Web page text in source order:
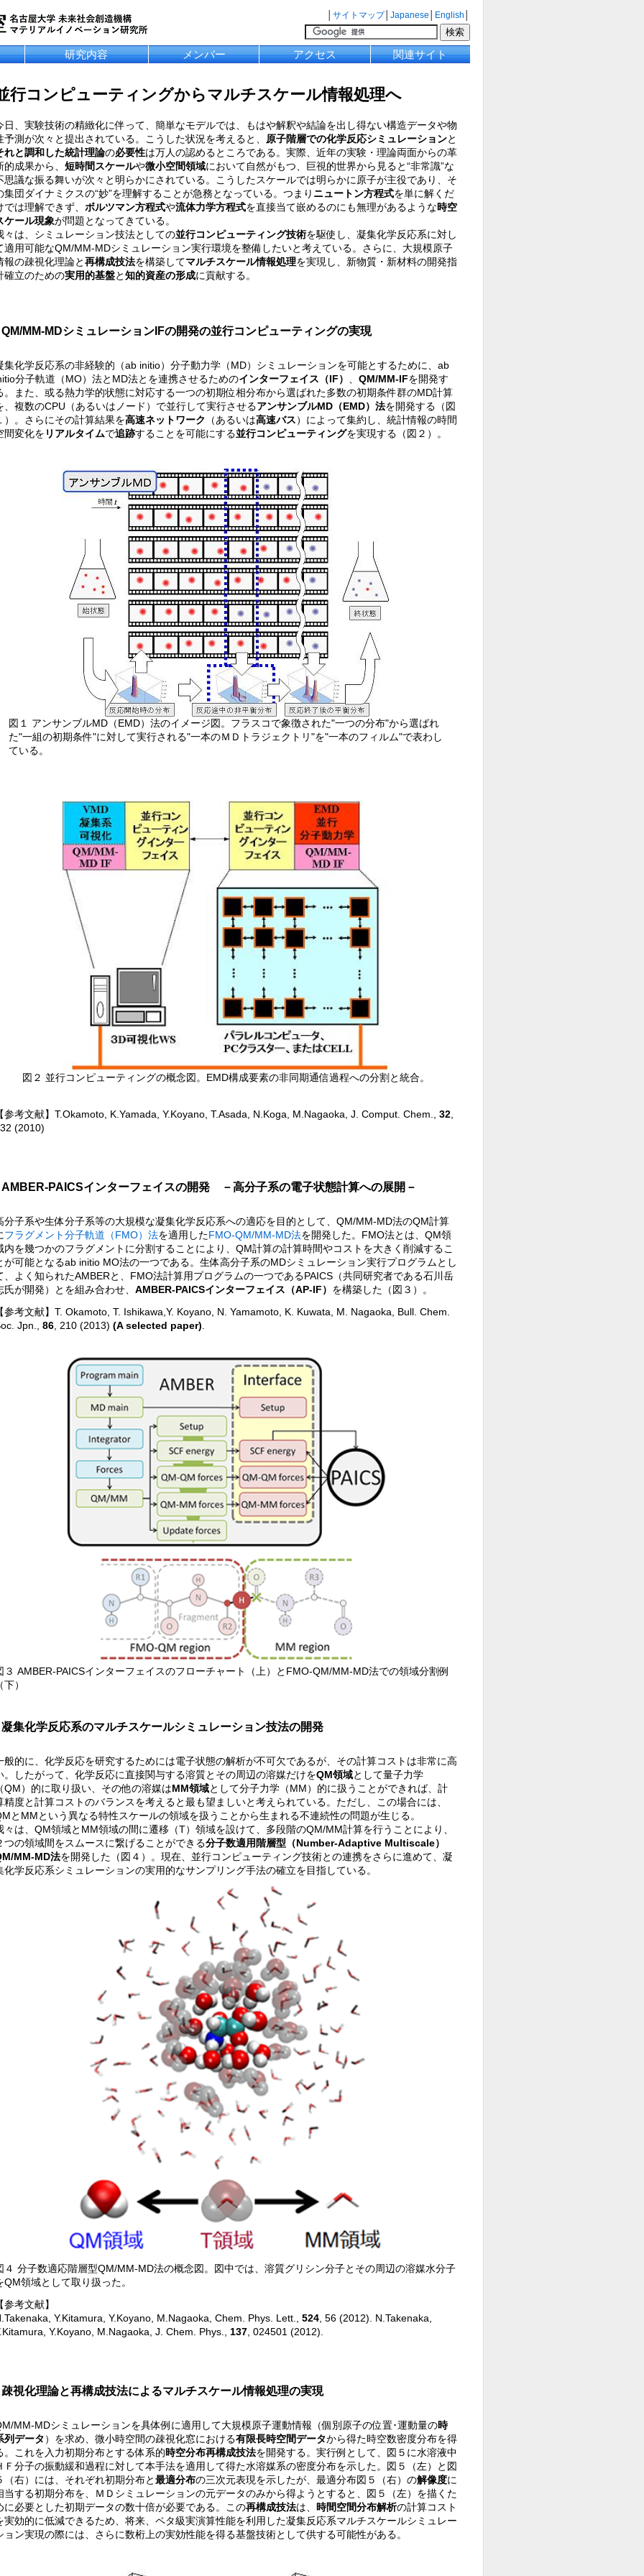
サイトマップ│ Japanese English
研究内容 メンバー アクセス 関連サイト
行コンピューティングからマルチスケール情報処理へ
日、実験技術の精緻化に伴って、簡単なモデルでは、もはや解釈や結論を出し得ない構造データや物
予測が次々と提出されている。こうした状況を考えると、 原子階層での化学反応シミュレーションと
れと調和した統計理論の必要性は万人の認めるところである。実際、近年の実験・理論両面からの革
的成果から、 短時間スケールや微小空間領域において自然がもつ、巨視的世界から見ると“非常識”な
思議な振る舞いが次々と明らかにされている。こうしたスケールでは明らかに原子が主役であり、そ
集団ダイナミクスの“妙”を理解することが急務となっている。つまり ニュートン方程式を単に解くだ
では理解できず、 ボルツマン方程式や流体力学方程式を直接当て嵌めるのにも無理があるような時空
ケール現象が問題となってきている。
々は、シミュレーション技法としての並行コンピューティング技術を駆使し、凝集化学反応系に対し
適用可能なQM/MM‐MDシミュレーション実行環境を整備したいと考えている。さらに、大規模原子
報の疎視化理論と再構成技法を構築してマルチスケール情報処理を実現し、新物質・新材料の開発指
確立のための実用的基盤と知的資産の形成に貢献する。
QM/MM‐MDシミュレーションIFの開発の並行コンピューティングの実現
集化学反応系の非経験的（ab initio）分子動力学（MD）シミュレーションを可能とするために、ab
分子軌道（MO）法とMD法とを連携させるためのインターフェイス（IF） QM/MM-IFを開発す
。また、或る熱力学的状態に対応する一つの初期位相分布から選ばれた多数の初期条件群のMD計算
、複数のCPU（あるいはノード）で並行して実行させるアンサンブルMD（EMD）法を開発する（図
）。さらにその計算結果を高速ネットワーク （あるいは高速バス）によって集約し、統計情報の時間
間変化を リアルタイムで追跡することを可能にする並行コンピューティングを実現する（図２）。
図１ アンサンブルMD（EMD）法のイメージ図。フラスコで象徴された"一つの分布"から選ばれ
た"一組の初期条件"に対して実行される"一本のＭＤトラジェクトリ"を"一本のフィルム"で表わし
ている。
図２ 並行コンピューティングの概念図。EMD構成要素の非同期通信過程への分割と統合。
参考文献】T.Okamoto, K.Yamada, Y.Koyano, T.Asada, N.Koga, M.Nagaoka, J. Comput. Chem., 32
(2010)
AMBER-PAICSインターフェイスの開発 －高分子系の電子状態計算への展開－
分子系や生体分子系等の大規模な凝集化学反応系への適応を目的として、QM/MM-MD法のQM計算
フラグメント分子軌道（FMO）法を適用したFMO-QM/MM-MD法を開発した。FMO法とは、QM領
内を幾つかのフラグメントに分割することにより、QM計算の計算時間やコストを大きく削減するこ
が可能となるab initio MO法の一つである。生体高分子系のMDシミュレーション実行プログラムとし
、よく知られたAMBERと、FMO法計算用プログラムの一つであるPAICS（共同研究者である石川岳
氏が開発）とを組み合わせ、 AMBER-PAICSインターフェイス（AP-IF） を構築した（図３）。
参考文献】T. Okamoto, T. Ishikawa,Y. Koyano, N. Yamamoto, K. Kuwata, M. Nagaoka, Bull. Chem.
Jpn., 86 , 210 (2013) (A selected paper)
３ AMBER-PAICSインターフェイスのフローチャート（上）とFMO-QM/MM-MD法での領域分割例
下）
凝集化学反応系のマルチスケールシミュレーション技法の開発
般的に、化学反応を研究するためには電子状態の解析が不可欠であるが、その計算コストは非常に高
。したがって、化学反応に直接関与する溶質とその周辺の溶媒だけをQM領域として量子力学
QM）的に取り扱い、その他の溶媒はMM領域として分子力学（MM）的に扱うことができれば、計
精度と計算コストのバランスを考えると最も望ましいと考えられている。ただし、この場合には、
とMMという異なる特性スケールの領域を扱うことから生まれる不連続性の問題が生じる。
々は、QM領域とMM領域の間に遷移（T）領域を設けて、多段階のQM/MM計算を行うことにより、
つの領域間をスムースに繋げることができる分子数適用階層型（Number-Adaptive Multiscale）
MM-MD法を開発した（図４）。現在、並行コンピューティング技術との連携をさらに進めて、凝
化学反応系シミュレーションの実用的なサンプリング手法の確立を目指している。
４ 分子数適応階層型QM/MM-MD法の概念図。図中では、溶質グリシン分子とその周辺の溶媒水分子
QM領域として取り扱った。
参考文献】
Y.Kitamura, Y.Koyano, M.Nagaoka, Chem. Phys. Lett., 524 , 56 (2012). N.Takenaka,
Y.Koyano, M.Nagaoka, J. Chem. Phys., 137 , 024501 (2012).
疎視化理論と再構成技法によるマルチスケール情報処理の実現
MM-MDシミュレーションを具体例に適用して大規模原子運動情報（個別原子の位置･運動量の時
列データ ）を求め、微小時空間の疎視化窓における有限長時空間データから得た時空数密度分布を得
。これを入力初期分布とする体系的時空分布再構成技法を開発する。実行例として、図５に水溶液中
Ｆ分子の振動緩和過程に対して本手法を適用して得た水溶媒系の密度分布を示した。図５（左）と図
（右）には、それぞれ初期分布と最適分布の三次元表現を示したが、最適分布図５（右）の解像度に
当する初期分布を、ＭＤシミュレーションの元データのみから得ようとすると、図５（左）を描くた
に必要とした初期データの数十倍が必要である。この再構成技法は、 時間空間分布解析の計算コスト
実効的に低減できるため、将来、ペタ級実演算性能を利用した凝集反応系マルチスケールシミュレー
ョン実現の際には、さらに数桁上の実効性能を得る基盤技術として供する可能性がある。